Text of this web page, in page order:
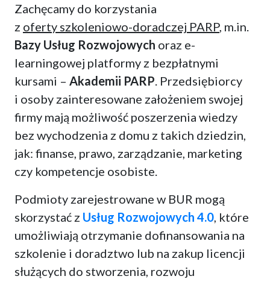
Zachęcamy do korzystania
z oferty szkoleniowo-doradczej PARP, m.in.
Bazy Usług Rozwojowych oraz e-
learningowej platformy z bezpłatnymi
kursami – Akademii PARP. Przedsiębiorcy
i osoby zainteresowane założeniem swojej
firmy mają możliwość poszerzenia wiedzy
bez wychodzenia z domu z takich dziedzin,
jak: finanse, prawo, zarządzanie, marketing
czy kompetencje osobiste.
Podmioty zarejestrowane w BUR mogą
skorzystać z Usług Rozwojowych 4.0, które
umożliwiają otrzymanie dofinansowania na
szkolenie i doradztwo lub na zakup licencji
służących do stworzenia, rozwoju